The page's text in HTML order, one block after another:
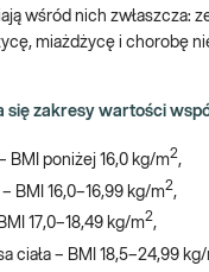
wśród nich zwłaszcza:
miażdżycę i chorobę
się zakresy wartości
BMI poniżej 16,0 kg/m2,
BMI 16,0–16,99 kg/m2,
17,0–18,49 kg/m2,
ciała – BMI 18,5–24,99